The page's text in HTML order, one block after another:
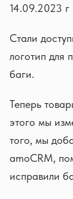
14.09.2023 г
Стали
логотип для
баги.
Теперь
этого мы
того, мы
amoCRM,
исправили